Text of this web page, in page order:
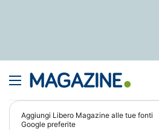
Aggiungi Libero Magazine alle tue fonti
Google preferite